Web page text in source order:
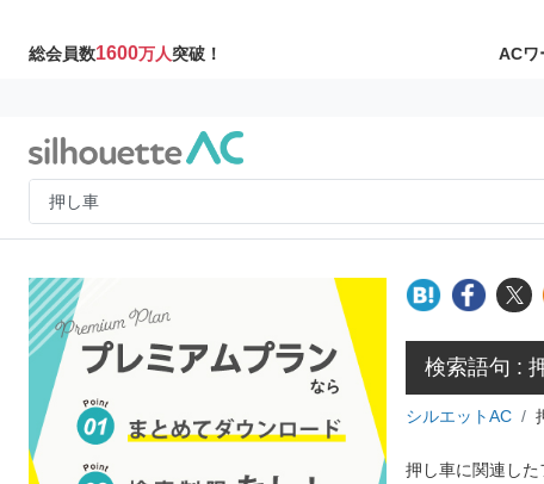
総会員数1600万人突破！ ACワ
検索語句 :
シルエットAC
押し車に関連し